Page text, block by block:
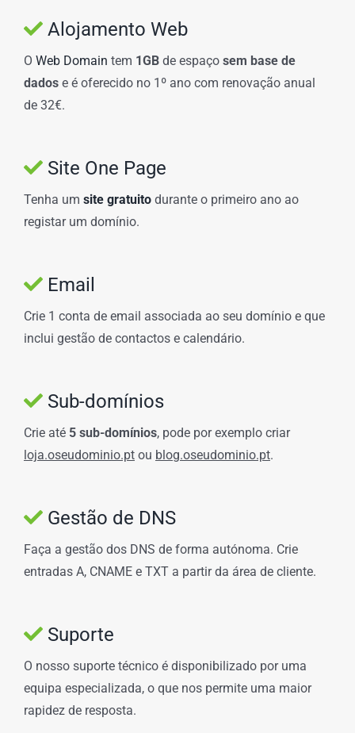
Alojamento Web
O Web Domain tem 1GBde espaço sem base de
dadose é oferecido no 1º ano com renovação anual
de 32€.
Site One Page
Tenha um site gratuitodurante o primeiro ano ao
registar um domínio.
Email
Crie 1 conta de email associada ao seu domínio e que
inclui gestão de contactos e calendário.
Sub-domínios
Crie até 5 sub-domínios, pode por exemplo criar
loja.oseudominio.ptou blog.oseudominio.pt.
Gestão de DNS
Faça a gestão dos DNS de forma autónoma. Crie
entradas A, CNAME e TXT a partir da área de cliente.
Suporte
O nosso suporte técnico é disponibilizado por uma
equipa especializada, o que nos permite uma maior
rapidez de resposta.